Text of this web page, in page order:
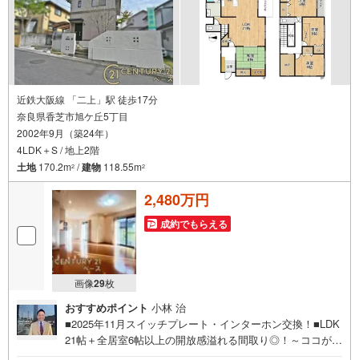
近鉄大阪線 「二上」駅 徒歩17分
奈良県香芝市旭ケ丘5丁目
2002年9月（築24年）
4LDK＋S / 地上2階
土地170.2m2 /建物 118.55m2
画像29枚
2,480万円
成約でもらえる
おすすめポイント 小林 治
■2025年11月スイッチプレート・インターホン交換！■LDK
21帖＋全居室6帖以上の開放感溢れる間取り◎！～ココがオ